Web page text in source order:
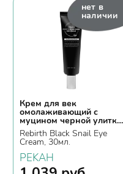
нет в
наличии
Крем для век
омолаживающий с
муцином черной улитки
и пептидами
Rebirth Black Snail Eye
Cream, 30мл.
PEKAH